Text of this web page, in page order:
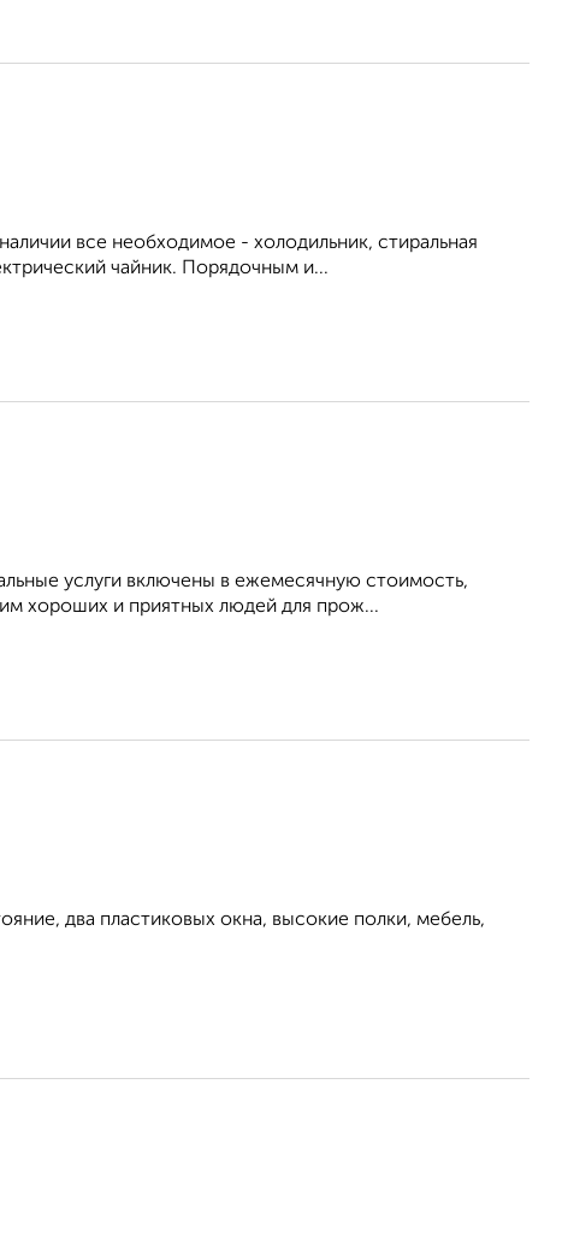
все необходимое - холодильник, стиральная
чайник. Порядочным и...
услуги включены в ежемесячную стоимость,
хороших и приятных людей для прож...
два пластиковых окна, высокие полки, мебель,